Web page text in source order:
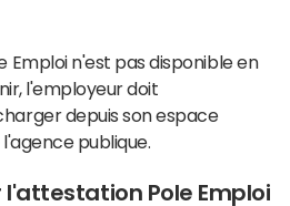
Emploi n'est pas disponible en
l'employeur doit
depuis son espace
publique.
Pole Emploi